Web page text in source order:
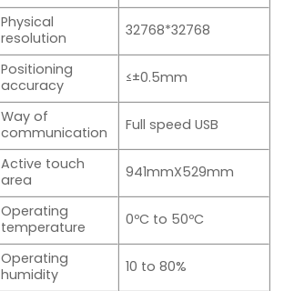
Physical
resolution
32768*32768
Positioning
accuracy
≤±0.5mm
Way of
communication
Full speed USB
Active touch
area
941mmX529mm
Operating
temperature
0ºC to 50ºC
Operating
humidity
10 to 80%